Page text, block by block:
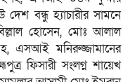
বন্ধু হ্যাচারীর সামনে
হোসেন, মোঃ আলাল
এসআই মনিরুজ্জামানের
ফিসারী সংলগ্ন শায়েখ